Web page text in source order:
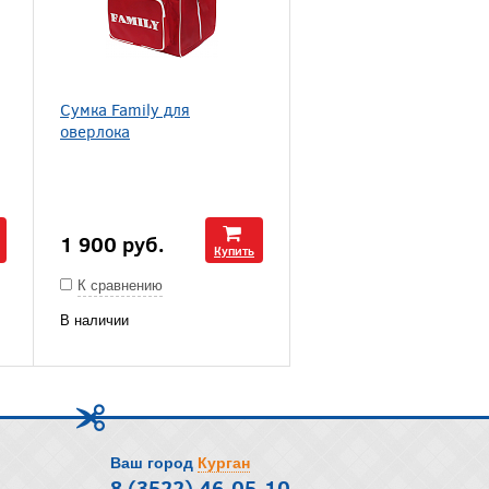
Сумка Family для
оверлока
1 900 руб. Купить
К сравнению
В наличии
Ваш город Курган